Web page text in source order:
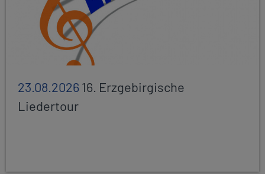
23.08.202616. Erzgebirgische
Liedertour